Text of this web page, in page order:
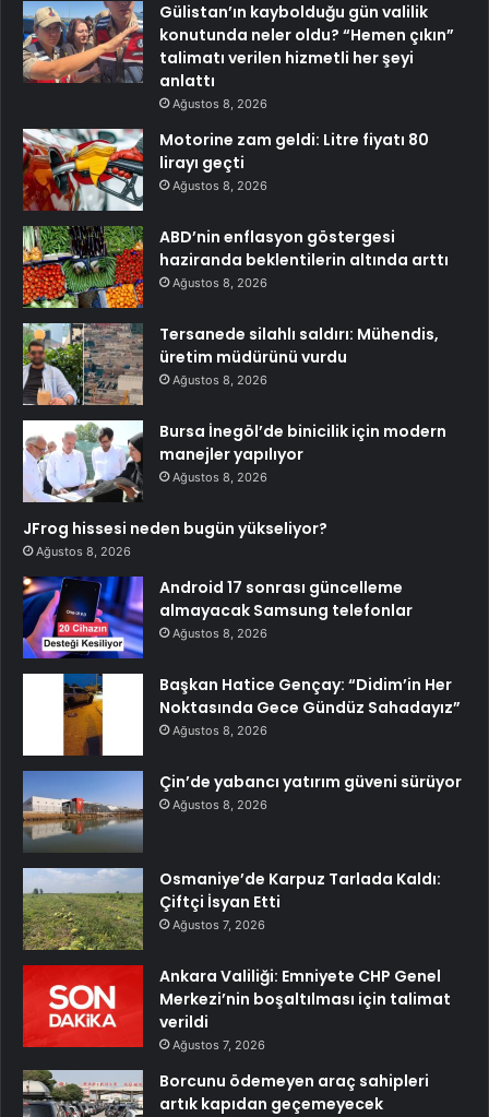
Gülistan’ın kaybolduğu gün valilik
konutunda neler oldu? “Hemen çıkın”
talimatı verilen hizmetli her şeyi
anlattı
Ağustos 8, 2026
Motorine zam geldi: Litre fiyatı 80
lirayı geçti
Ağustos 8, 2026
ABD’nin enflasyon göstergesi
haziranda beklentilerin altında arttı
Ağustos 8, 2026
Tersanede silahlı saldırı: Mühendis,
üretim müdürünü vurdu
Ağustos 8, 2026
Bursa İnegöl’de binicilik için modern
manejler yapılıyor
Ağustos 8, 2026
JFrog hissesi neden bugün yükseliyor?
Ağustos 8, 2026
Android 17 sonrası güncelleme
almayacak Samsung telefonlar
Ağustos 8, 2026
Başkan Hatice Gençay: “Didim’in Her
Noktasında Gece Gündüz Sahadayız”
Ağustos 8, 2026
Çin’de yabancı yatırım güveni sürüyor
Ağustos 8, 2026
Osmaniye’de Karpuz Tarlada Kaldı:
Çiftçi İsyan Etti
Ağustos 7, 2026
Ankara Valiliği: Emniyete CHP Genel
Merkezi’nin boşaltılması için talimat
verildi
Ağustos 7, 2026
Borcunu ödemeyen araç sahipleri
artık kapıdan geçemeyecek